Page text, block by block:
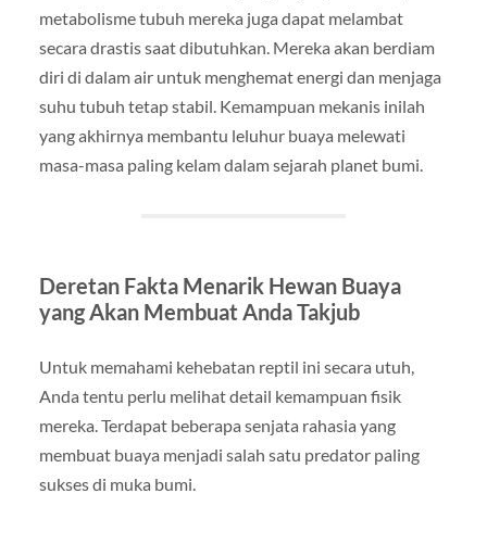
metabolisme tubuh mereka juga dapat melambat
secara drastis saat dibutuhkan. Mereka akan berdiam
diri di dalam air untuk menghemat energi dan menjaga
suhu tubuh tetap stabil. Kemampuan mekanis inilah
yang akhirnya membantu leluhur buaya melewati
masa-masa paling kelam dalam sejarah planet bumi.
Deretan Fakta Menarik Hewan Buaya
yang Akan Membuat Anda Takjub
Untuk memahami kehebatan reptil ini secara utuh,
Anda tentu perlu melihat detail kemampuan fisik
mereka. Terdapat beberapa senjata rahasia yang
membuat buaya menjadi salah satu predator paling
sukses di muka bumi.